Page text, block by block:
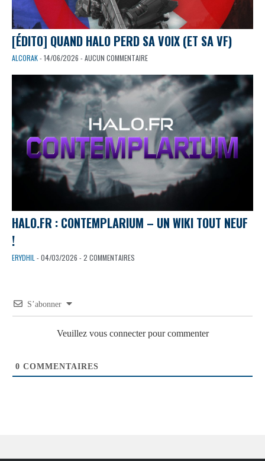
[ÉDITO] QUAND HALO PERD SA VOIX (ET SA VF)
ALCORAK- 14/06/2026 - AUCUN COMMENTAIRE
HALO.FR : CONTEMPLARIUM – UN WIKI TOUT NEUF
!
ERYDHIL - 04/03/2026 - 2 COMMENTAIRES
S’abonner
Veuillez vous connecter pour commenter
0 COMMENTAIRES